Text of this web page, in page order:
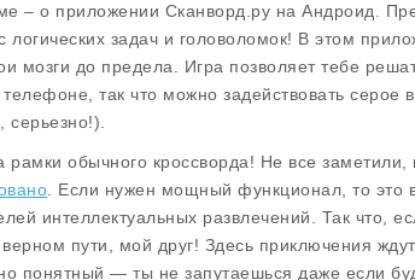
– о приложении Сканворд.ру на Андроид.
задач и головоломок! В этом
мозги до предела. Игра позволяет тебе
так что можно задействовать серое
рамки обычного кроссворда! Не все
. Если нужен мощный функционал, то это
интеллектуальных развлечений. Так что,
пути, мой друг! Здесь приключения
понятный — ты не запутаешься даже если